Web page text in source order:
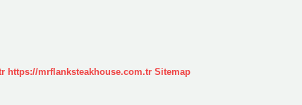
https://mrflanksteakhouse.com.tr Sitemap